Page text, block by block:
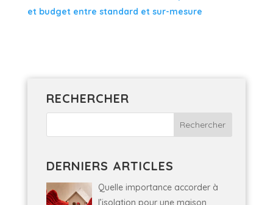
et budget entre standard et sur-mesure
RECHERCHER
DERNIERS ARTICLES
Quelle importance accorder à
l’isolation pour une maison